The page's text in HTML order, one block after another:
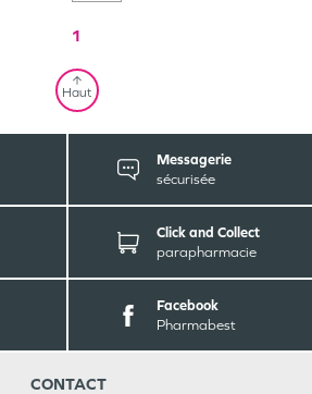
1
Haut
Messagerie
sécurisée
Click and Collect
parapharmacie
Facebook
Pharmabest
CONTACT